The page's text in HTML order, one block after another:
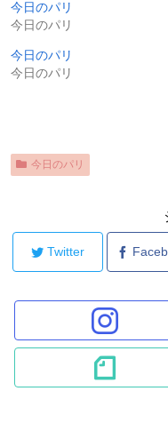
今日のパリ
今日のパリ
今日のパリ
今日のパリ
今日のパリ
Twitter